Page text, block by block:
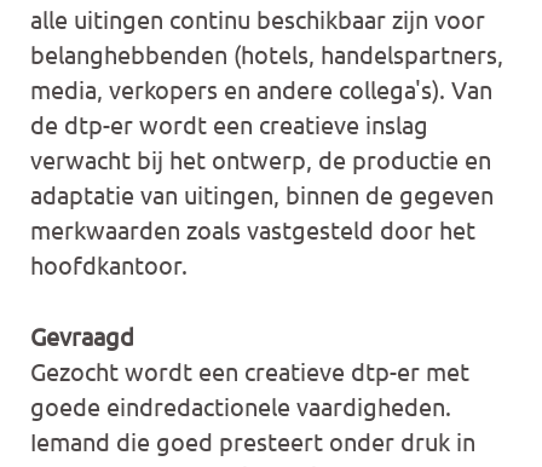
alle uitingen continu beschikbaar zijn voor
belanghebbenden (hotels, handelspartners,
media, verkopers en andere collega's). Van
de dtp-er wordt een creatieve inslag
verwacht bij het ontwerp, de productie en
adaptatie van uitingen, binnen de gegeven
merkwaarden zoals vastgesteld door het
hoofdkantoor.
Gevraagd
Gezocht wordt een creatieve dtp-er met
goede eindredactionele vaardigheden.
Iemand die goed presteert onder druk in